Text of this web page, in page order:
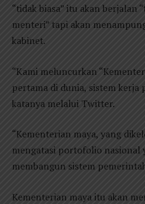
“tidak biasa” itu akan berjalan
menteri” tapi akan
kabinet.
“Kami meluncurkan
pertama di dunia, sistem kerja
katanya melalui Twitter.
“Kementerian maya, yang
mengatasi portofolio nasional
membangun sistem
Kementerian maya itu akan